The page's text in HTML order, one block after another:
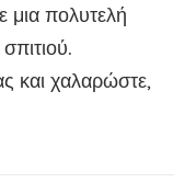
μια πολυτελή
και χαλαρώστε,